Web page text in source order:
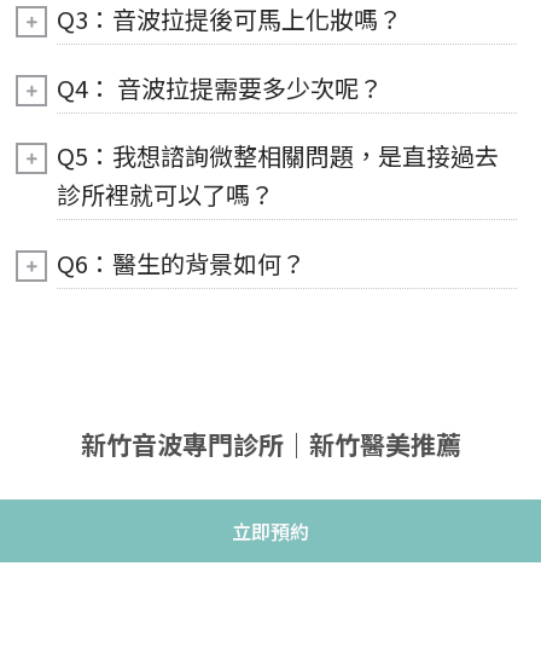
Q3：音波拉提後可馬上化妝嗎？
Q4： 音波拉提需要多少次呢？
Q5：我想諮詢微整相關問題，是直接過去
診所裡就可以了嗎？
Q6：醫生的背景如何？
新竹音波專門診所｜新竹醫美推薦
立即預約